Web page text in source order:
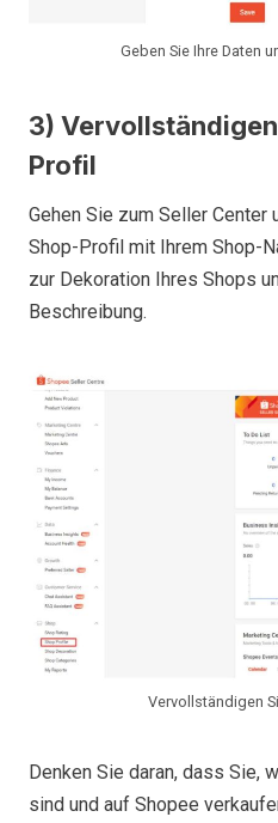
Geben Sie Ihre Daten
3)
Profil
Gehen Sie zum Seller
Shop-Profil mit Ihrem Shop-
zur Dekoration Ihres Shops
Beschreibung.
Vervollständigen
Denken Sie daran, dass Sie,
sind und auf Shopee